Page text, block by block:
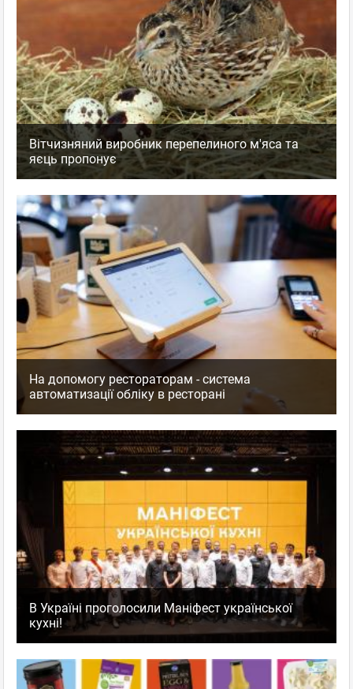
Вітчизняний виробник перепелиного м'яса та
яєць пропонує
На допомогу рестораторам - система
автоматизації обліку в ресторані
В Україні проголосили Маніфест української
кухні!